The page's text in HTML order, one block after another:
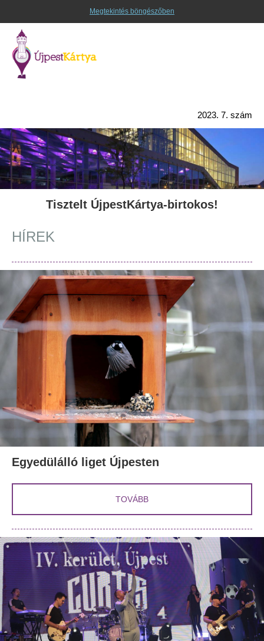
Megtekintés böngészőben
2023. 7. szám
Tisztelt ÚjpestKártya-birtokos!
HÍREK
Egyedülálló liget Újpesten
TOVÁBB